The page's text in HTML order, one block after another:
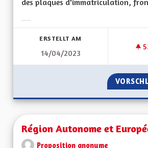
des plaques d'immatriculation,
ERSTELLT AM
14/04/2023
Région Autonome et
Proposition anonyme